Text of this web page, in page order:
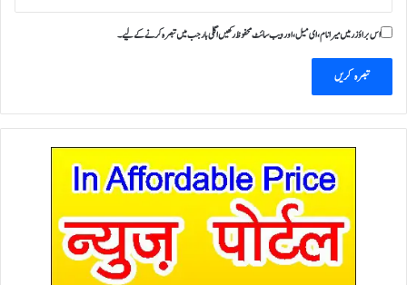
اس براؤزر میں میرا نام، ای میل، اور ویب سائٹ محفوظ رکھیں اگلی بار جب میں تبصرہ کرنے کےلیے۔